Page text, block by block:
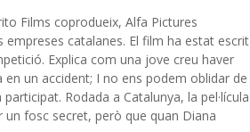
Films coprodueix, Alfa Pictures
catalanes. El film ha estat escrit
Explica com una jove creu haver
un accident; I no ens podem oblidar de
Rodada a Catalunya, la pel·lícula
fosc secret, però que quan Diana